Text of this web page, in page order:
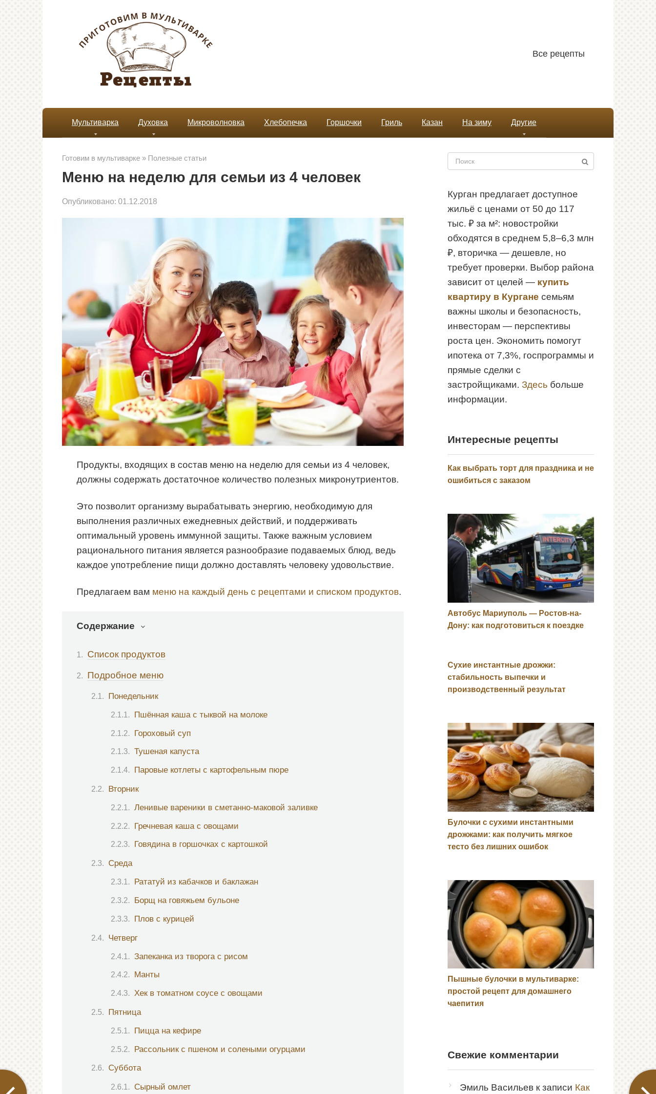
Все рецепты
Мультиварка Духовка Микроволновка Хлебопечка Горшочки Гриль Казан На зиму Другие
Готовим в мультиварке » Полезные статьи
Меню на неделю для семьи из 4 человек
Опубликовано: 01.12.2018
Продукты, входящих в состав меню на неделю для семьи из 4 человек,
должны содержать достаточное количество полезных микронутриентов.
Это позволит организму вырабатывать энергию, необходимую для
выполнения различных ежедневных действий, и поддерживать
оптимальный уровень иммунной защиты. Также важным условием
рационального питания является разнообразие подаваемых блюд, ведь
каждое употребление пищи должно доставлять человеку удовольствие.
Предлагаем вам меню на каждый день с рецептами и списком продуктов.
Содержание
Список продуктов
Подробное меню
Понедельник
Пшённая каша с тыквой на молоке
Гороховый суп
Тушеная капуста
Паровые котлеты с картофельным пюре
Вторник
Ленивые вареники в сметанно-маковой заливке
Гречневая каша с овощами
Говядина в горшочках с картошкой
Среда
Рататуй из кабачков и баклажан
Борщ на говяжьем бульоне
Плов с курицей
Четверг
Запеканка из творога с рисом
Манты
Хек в томатном соусе с овощами
Пятница
Пицца на кефире
Рассольник с пшеном и солеными огурцами
Суббота
Сырный омлет
Поиск:
Курган предлагает доступное
жильё с ценами от 50 до 117
тыс. ₽ за м²: новостройки
обходятся в среднем 5,8–6,3 млн
₽, вторичка — дешевле, но
требует проверки. Выбор района
зависит от целей — купить
квартиру в Кургане семьям
важны школы и безопасность,
инвесторам — перспективы
роста цен. Экономить помогут
ипотека от 7,3%, госпрограммы и
прямые сделки с
застройщиками. Здесь больше
информации.
Интересные рецепты
Как выбрать торт для праздника и не
ошибиться с заказом
Автобус Мариуполь — Ростов-на-
Дону: как подготовиться к поездке
Сухие инстантные дрожжи:
стабильность выпечки и
производственный результат
Булочки с сухими инстантными
дрожжами: как получить мягкое
тесто без лишних ошибок
Пышные булочки в мультиварке:
простой рецепт для домашнего
чаепития
Свежие комментарии
Эмиль Васильев к записи Как